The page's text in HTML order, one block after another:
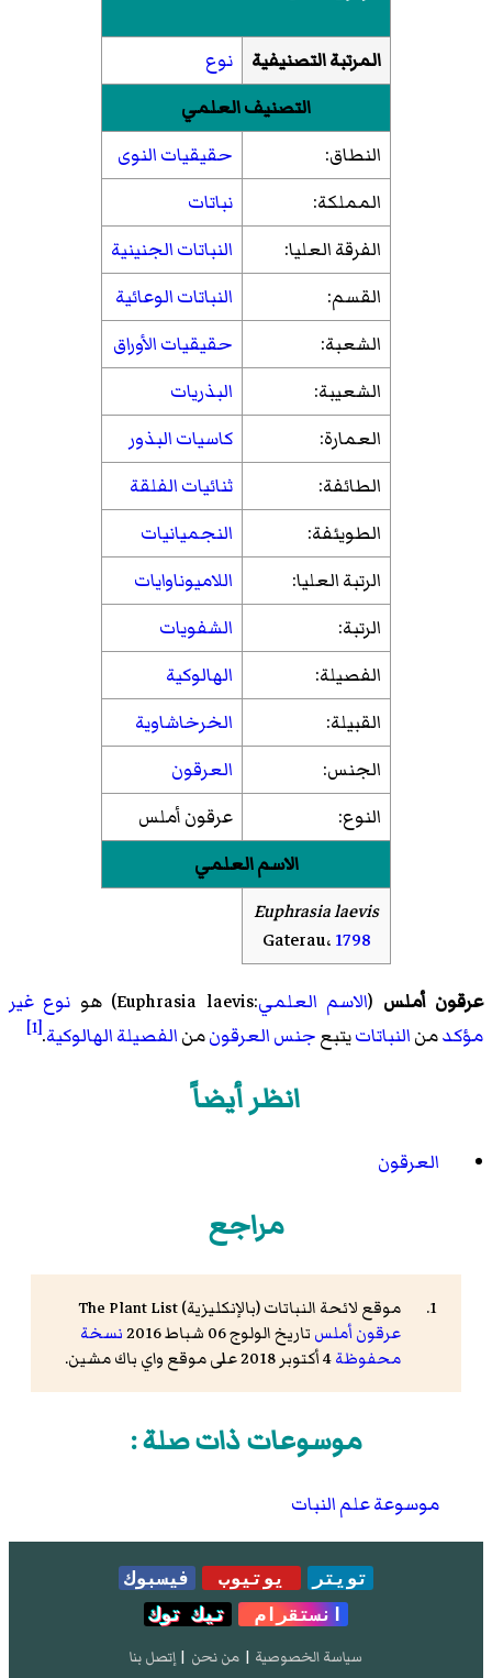
المرتبة التصنيفية
نوع
التصنيف العلمي
النطاق:
حقيقيات النوى
المملكة:
نباتات
الفرقة العليا:
النباتات الجنينية
القسم:
النباتات الوعائية
الشعبة:
حقيقيات الأوراق
الشعيبة:
البذريات
العمارة:
كاسيات البذور
الطائفة:
ثنائيات الفلقة
الطويئفة:
النجميانيات
الرتبة العليا:
اللاميوناوايات
الرتبة:
الشفويات
الفصيلة:
الهالوكية
القبيلة:
الخرخاشاوية
الجنس:
العرقون
النوع:
عرقون أملس
الاسم العلمي
Euphrasia laevis
Gaterau،1798
عرقون أملس (الاسم العلمي:Euphrasia laevis) هو نوع غير
مؤكدمنالنباتاتيتبعجنسالعرقونمنالفصيلةالهالوكية.
[1]
انظر أيضاً
العرقون
مراجع
موقع لائحة النباتات (بالإنكليزية) The Plant List
عرقون أملس تاريخ الولوج 06 شباط 2016
نسخة
محفوظة
موسوعات ذات صلة :
موسوعة علم النبات
تويتر يوتيوب
فيسبوك
انستقرام
تيك توك
سياسة الخصوصية | من نحن | إتصل بنا